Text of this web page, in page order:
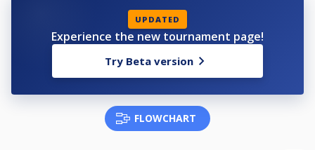
UPDATED
Experience the new tournament page!
Try Beta version
FLOWCHART